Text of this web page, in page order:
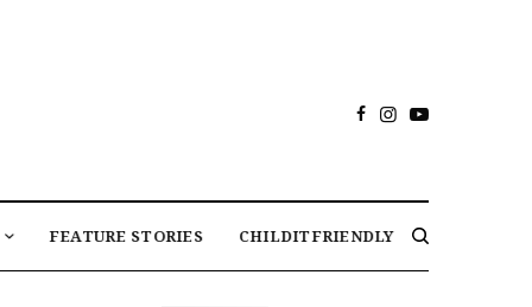
FEATURE STORIES CHILDITFRIENDLY